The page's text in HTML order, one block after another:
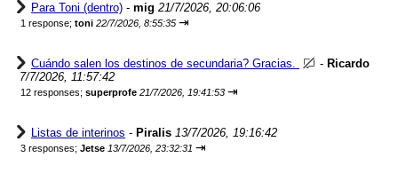
Para Toni (dentro) - mig 21/7/2026, 20:06:06
1 response; toni 22/7/2026, 8:55:35 ⇥
Cuándo salen los destinos de secundaria? Gracias. - Ricardo
7/7/2026, 11:57:42
12 responses; superprofe 21/7/2026, 19:41:53 ⇥
Listas de interinos - Piralis 13/7/2026, 19:16:42
3 responses; Jetse 13/7/2026, 23:32:31 ⇥